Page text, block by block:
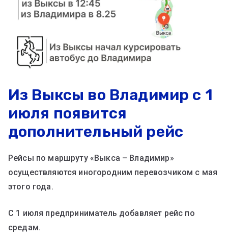
Из Выксы во Владимир с 1
июля появится
дополнительный рейс
Рейсы по маршруту «Выкса – Владимир»
осуществляются иногородним перевозчиком с мая
этого года.
С 1 июля предприниматель добавляет рейс по
средам.